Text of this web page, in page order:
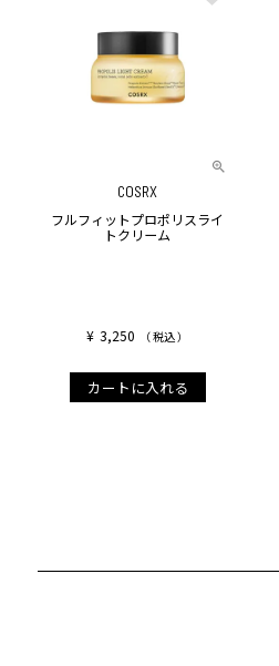
COSRX
フルフィットプロポリスライ
トクリーム
¥ 3,250 税込
カートに入れる